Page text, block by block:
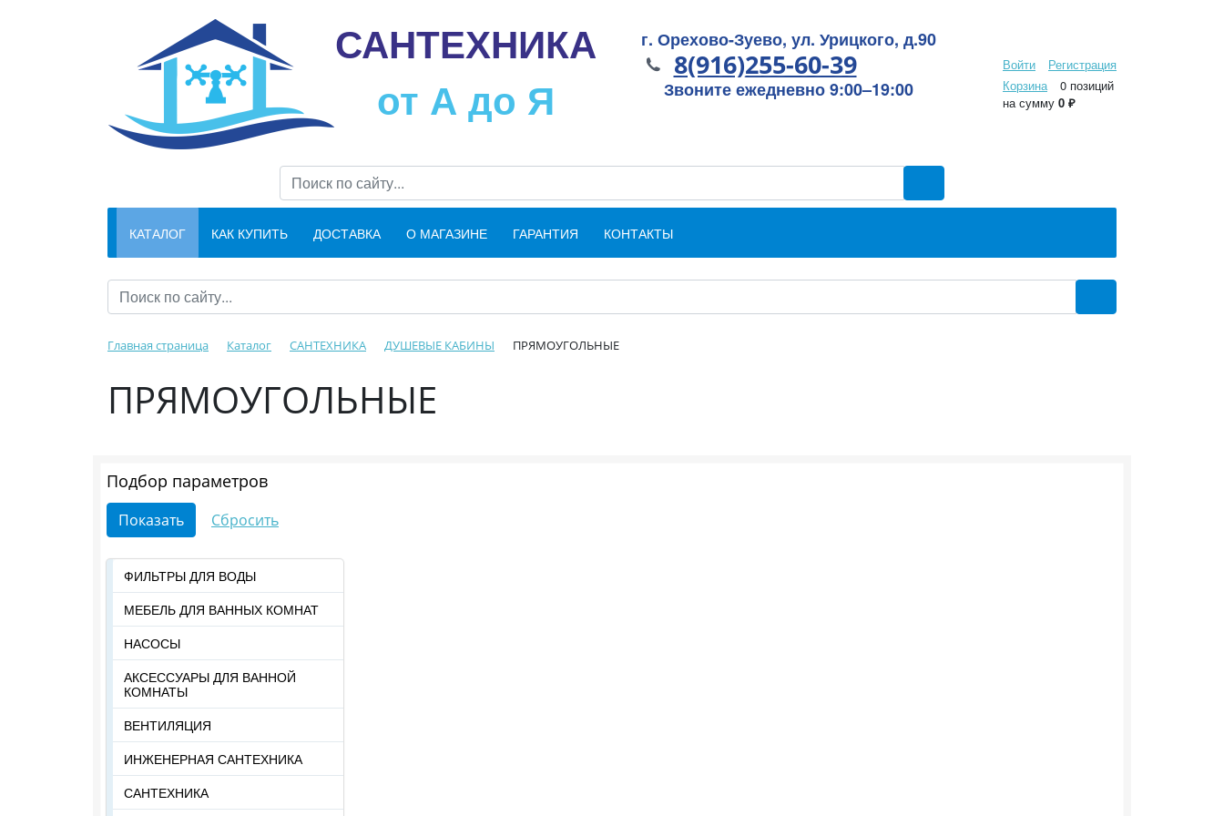
САНТЕХНИКА
от А до Я
Войти
Регистрация
Корзина
0 позиций
на сумму 0 ₽
г. Орехово-Зуево, ул. Урицкого, д.90
8(916)255-60-39
Звоните ежедневно 9:00–19:00
КАТАЛОГ КАК КУПИТЬ ДОСТАВКА О МАГАЗИНЕ ГАРАНТИЯ КОНТАКТЫ
Главная страница Каталог САНТЕХНИКА ДУШЕВЫЕ КАБИНЫ ПРЯМОУГОЛЬНЫЕ
ПРЯМОУГОЛЬНЫЕ
Подбор параметров
ФИЛЬТРЫ ДЛЯ ВОДЫ
МЕБЕЛЬ ДЛЯ ВАННЫХ КОМНАТ
НАСОСЫ
АКСЕССУАРЫ ДЛЯ ВАННОЙ
КОМНАТЫ
ВЕНТИЛЯЦИЯ
ИНЖЕНЕРНАЯ САНТЕХНИКА
САНТЕХНИКА